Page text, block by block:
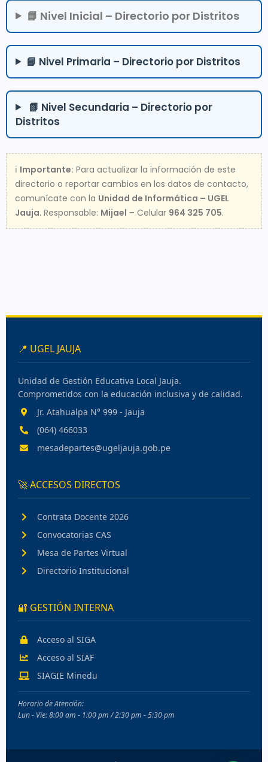
📘 Nivel Inicial – Directorio por Distritos
📘 Nivel Primaria – Directorio por Distritos
📗 Nivel Secundaria – Directorio por
Distritos
ℹ️ Importante: Para actualizar la información de este
directorio o reportar cambios en los datos de contacto,
comunícate con la Unidad de Informática – UGEL
Jauja. Responsable: Mijael – Celular 964 325 705.
📍 UGEL JAUJA
Unidad de Gestión Educativa Local Jauja.
Comprometidos con la educación inclusiva y de calidad.
Jr. Atahualpa N° 999 - Jauja
(064) 466033
mesadepartes@ugeljauja.gob.pe
🚀 ACCESOS DIRECTOS
Contrata Docente 2026
Convocatorias CAS
Mesa de Partes Virtual
Directorio Institucional
🔐 GESTIÓN INTERNA
Acceso al SIGA
Acceso al SIAF
SIAGIE Minedu
Horario de Atención:
Lun - Vie: 8:00 am - 1:00 pm / 2:30 pm - 5:30 pm